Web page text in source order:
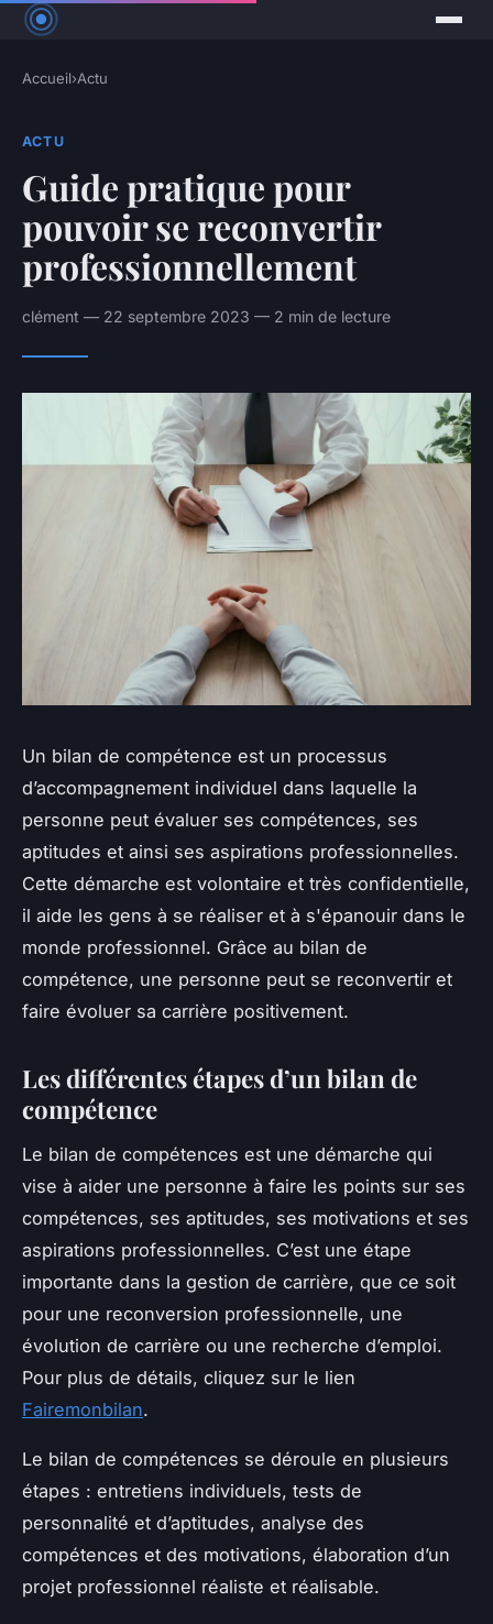
Accueil›Actu
ACTU
Guide pratique pour
pouvoir se reconvertir
professionnellement
clément — 22 septembre 2023 — 2 min de lecture
Un bilan de compétence est un processus
d’accompagnement individuel dans laquelle la
personne peut évaluer ses compétences, ses
aptitudes et ainsi ses aspirations professionnelles.
Cette démarche est volontaire et très confidentielle,
il aide les gens à se réaliser et à s'épanouir dans le
monde professionnel. Grâce au bilan de
compétence, une personne peut se reconvertir et
faire évoluer sa carrière positivement.
Les différentes étapes d’un bilan de
compétence
Le bilan de compétences est une démarche qui
vise à aider une personne à faire les points sur ses
compétences, ses aptitudes, ses motivations et ses
aspirations professionnelles. C’est une étape
importante dans la gestion de carrière, que ce soit
pour une reconversion professionnelle, une
évolution de carrière ou une recherche d’emploi.
Pour plus de détails, cliquez sur le lien
Fairemonbilan.
Le bilan de compétences se déroule en plusieurs
étapes : entretiens individuels, tests de
personnalité et d’aptitudes, analyse des
compétences et des motivations, élaboration d’un
projet professionnel réaliste et réalisable.